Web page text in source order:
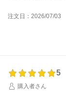
注文日：2026/07/03
5
購入者さん